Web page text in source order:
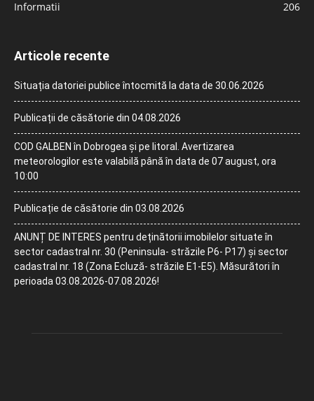
Informatii
206
Articole recente
Situația datoriei publice întocmită la data de 30.06.2026
Publicații de căsătorie din 04.08.2026
COD GALBEN în Dobrogea și pe litoral. Avertizarea
meteorologilor este valabilă până în data de 07 august, ora
10:00
Publicație de căsătorie din 03.08.2026
ANUNȚ DE INTERES pentru deținătorii imobilelor situate în
sector cadastral nr. 30 (Peninsula- străzile P6- P17) și sector
cadastral nr. 18 (Zona Ecluză- străzile E1-E5). Măsurători în
perioada 03.08.2026-07.08.2026!